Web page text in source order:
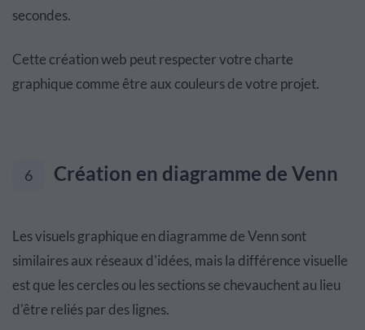
secondes.
Cette création web peut respecter votre charte
graphique comme être aux couleurs de votre projet.
6 Création en diagramme de Venn
Les visuels graphique en diagramme de Venn sont
similaires aux réseaux d'idées, mais la différence visuelle
est que les cercles ou les sections se chevauchent au lieu
d'être reliés par des lignes.